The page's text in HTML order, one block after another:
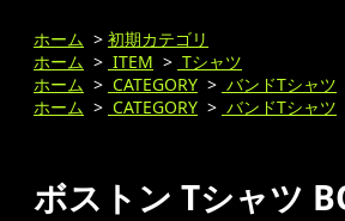
ホーム > 初期カテゴリ
ホーム > ITEM > Tシャツ
ホーム > CATEGORY > バンドTシャツ
ホーム > CATEGORY > バンドTシャツ
ボストン Tシャツ